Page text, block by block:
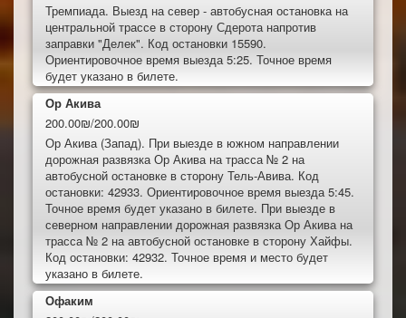
Тремпиада. Выезд на север - автобусная остановка на
центральной трассе в сторону Сдерота напротив
заправки "Делек". Код остановки 15590.
Ориентировочное время выезда 5:25. Точное время
будет указано в билете.
Ор Акива
200.00₪/200.00₪
Ор Акива (Запад). При выезде в южном направлении
дорожная развязка Ор Акива на трасса № 2 на
автобусной остановке в сторону Тель-Авива. Код
остановки: 42933. Ориентировочное время выезда 5:45.
Точное время будет указано в билете. При выезде в
северном направлении дорожная развязка Ор Акива на
трасса № 2 на автобусной остановке в сторону Хайфы.
Код остановки: 42932. Точное время и место будет
указано в билете.
Офаким